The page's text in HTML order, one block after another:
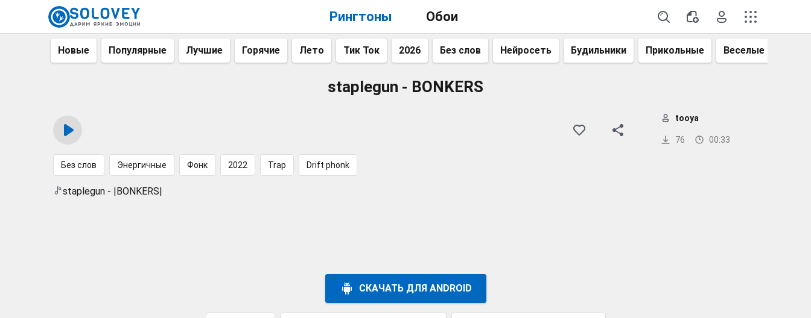
Рингтоны Обои
Новые Популярные Лучшие Горячие Лето Тик Ток 2026 Без слов Нейросеть Будильники Прикольные Веселые
staplegun - BONKERS
76 00:33
tooya
Без слов Энергичные Фонк 2022 Trap Drift phonk
staplegun - |BONKERS|
СКАЧАТЬ ДЛЯ ANDROID